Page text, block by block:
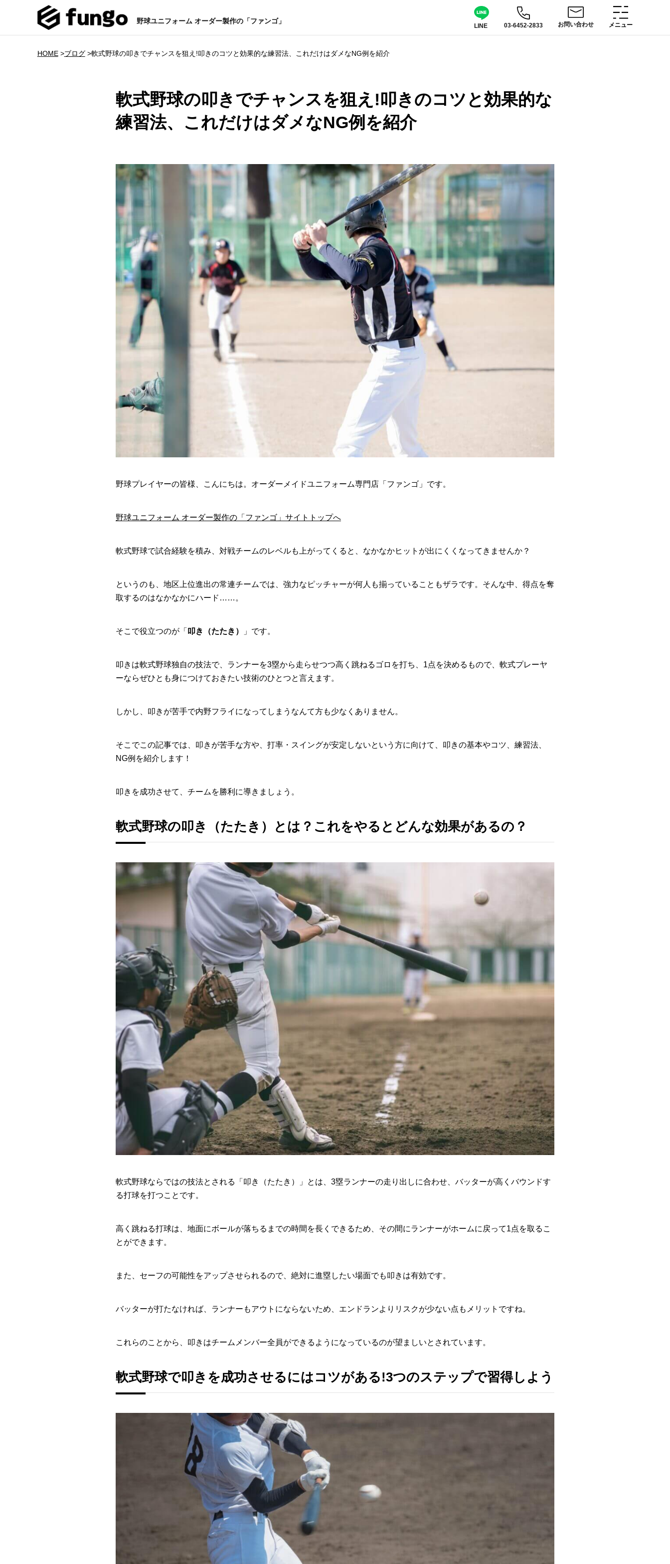
野球ユニフォーム オーダー製作の「ファンゴ」
LINE 03-6452-2833 お問い合わせ メニュー
HOME>ブログ>軟式野球の叩きでチャンスを狙え!叩きのコツと効果的な練習法、これだけはダメなNG例を紹介
軟式野球の叩きでチャンスを狙え!叩きのコツと効果的な
練習法、これだけはダメなNG例を紹介
野球プレイヤーの皆様、こんにちは。オーダーメイドユニフォーム専門店「ファンゴ」です。
野球ユニフォーム オーダー製作の「ファンゴ」サイトトップへ
軟式野球で試合経験を積み、対戦チームのレベルも上がってくると、なかなかヒットが出にくくなってきませんか？
というのも、地区上位進出の常連チームでは、強力なピッチャーが何人も揃っていることもザラです。そんな中、得点を奪
取するのはなかなかにハード……。
そこで役立つのが「 叩き（たたき） 」です。
叩きは軟式野球独自の技法で、ランナーを3塁から走らせつつ高く跳ねるゴロを打ち、1点を決めるもので、軟式プレーヤ
ーならぜひとも身につけておきたい技術のひとつと言えます。
しかし、叩きが苦手で内野フライになってしまうなんて方も少なくありません。
そこでこの記事では、叩きが苦手な方や、打率・スイングが安定しないという方に向けて、叩きの基本やコツ、練習法、
NG例を紹介します！
叩きを成功させて、チームを勝利に導きましょう。
軟式野球の叩き（たたき）とは？これをやるとどんな効果があるの？
軟式野球ならではの技法とされる「叩き（たたき）」とは、3塁ランナーの走り出しに合わせ、バッターが高くバウンドす
る打球を打つことです。
高く跳ねる打球は、地面にボールが落ちるまでの時間を長くできるため、その間にランナーがホームに戻って1点を取るこ
とができます。
また、セーフの可能性をアップさせられるので、絶対に進塁したい場面でも叩きは有効です。
バッターが打たなければ、ランナーもアウトにならないため、エンドランよりリスクが少ない点もメリットですね。
これらのことから、叩きはチームメンバー全員ができるようになっているのが望ましいとされています。
軟式野球で叩きを成功させるにはコツがある!3つのステップで習得しよう